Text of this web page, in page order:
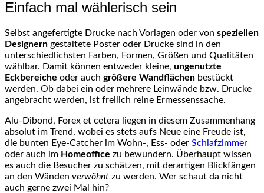
Einfach mal wählerisch sein
Selbst angefertigte Drucke nach Vorlagen oder von speziellen
Designern gestaltete Poster oder Drucke sind in den
unterschiedlichsten Farben, Formen, Größen und Qualitäten
wählbar. Damit können entweder kleine, ungenutzte
Eckbereiche oder auch größere Wandflächen bestückt
werden. Ob dabei ein oder mehrere Leinwände bzw. Drucke
angebracht werden, ist freilich reine Ermessenssache.
Alu-Dibond, Forex et cetera liegen in diesem Zusammenhang
absolut im Trend, wobei es stets aufs Neue eine Freude ist,
die bunten Eye-Catcher im Wohn-, Ess- oder Schlafzimmer
oder auch im Homeoffice zu bewundern. Überhaupt wissen
es auch die Besucher zu schätzen, mit derartigen Blickfängen
an den Wänden verwöhnt zu werden. Wer schaut da nicht
auch gerne zwei Mal hin?